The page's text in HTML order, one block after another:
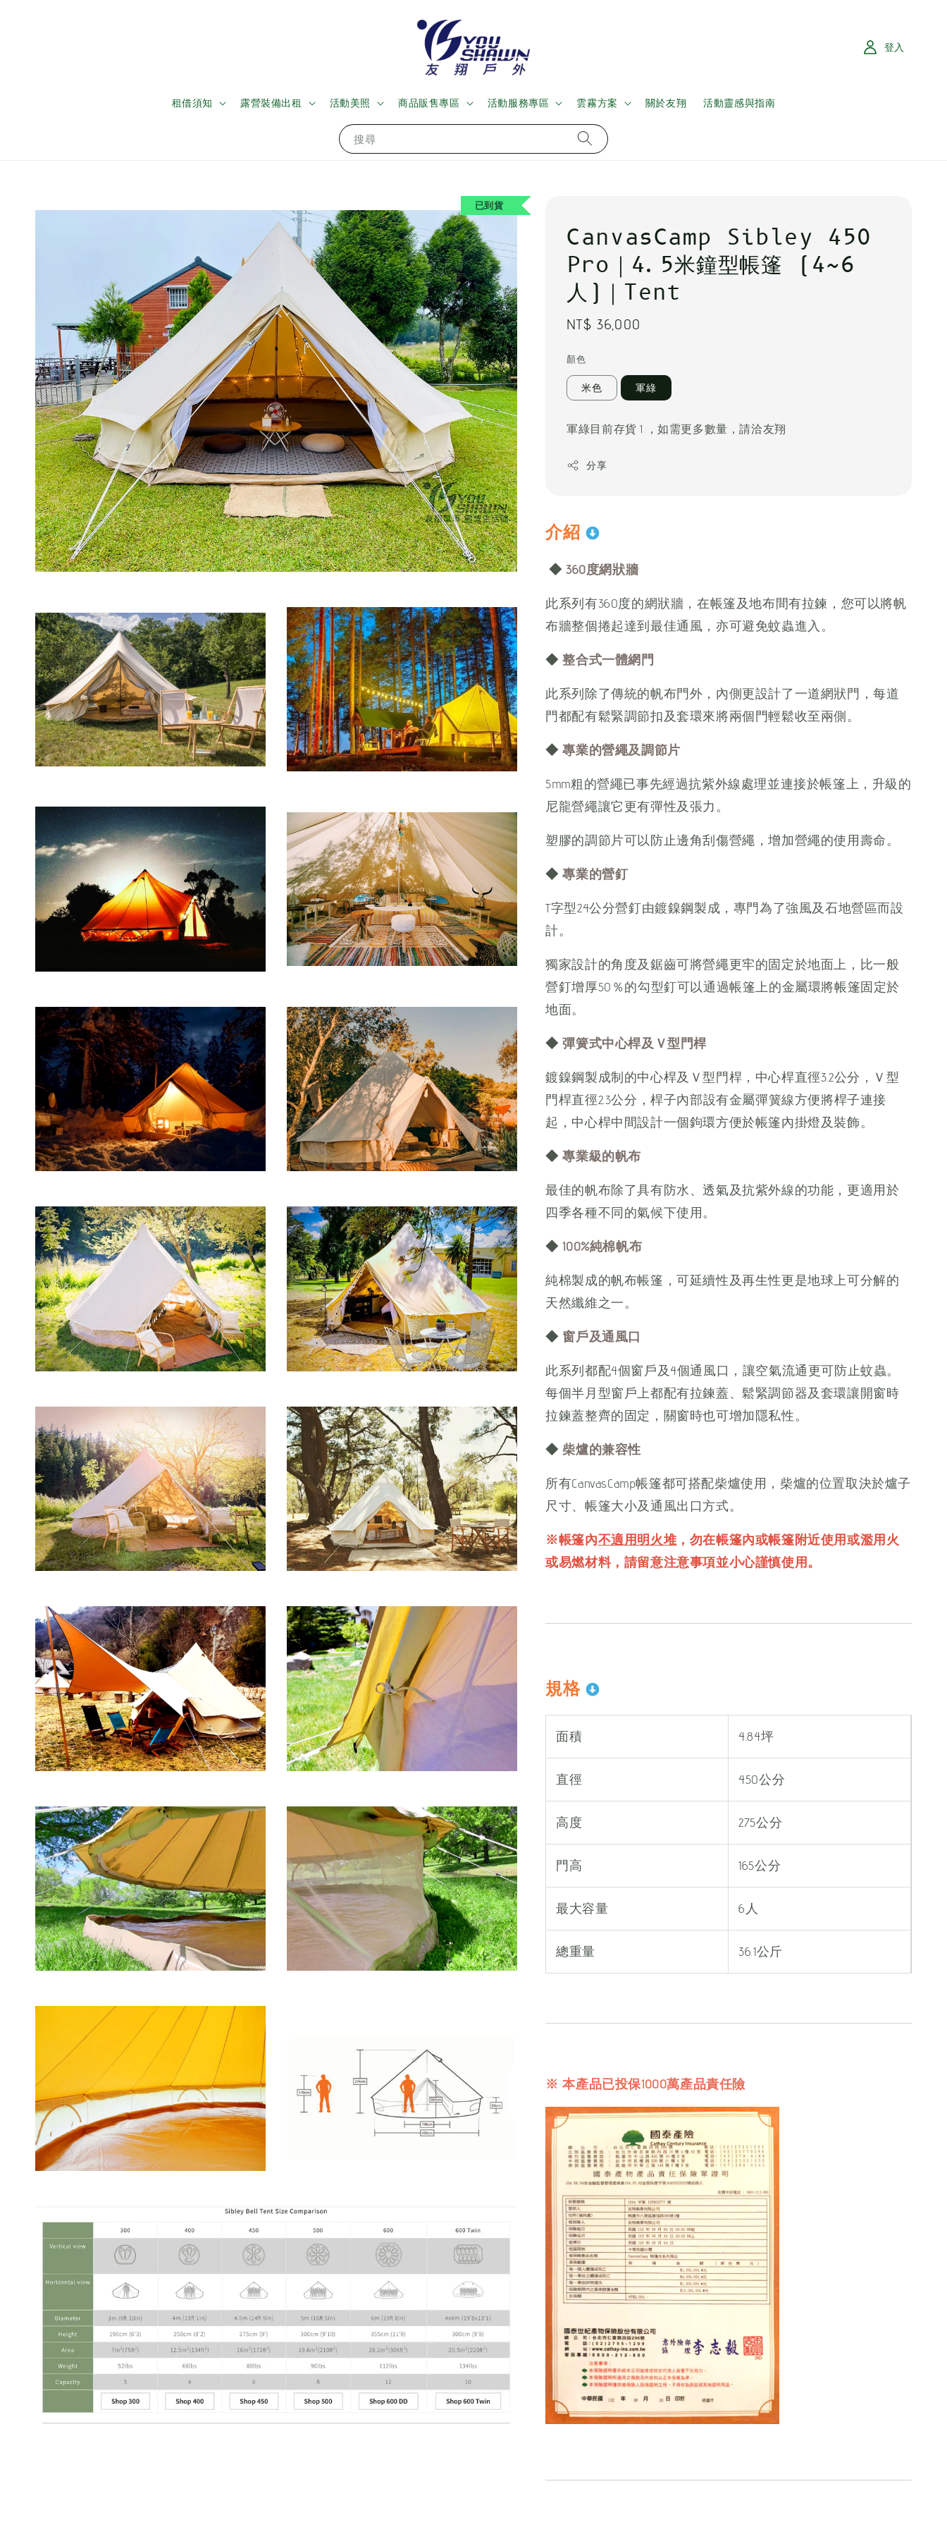
搜尋
租借須知 露營裝備出租 活動美照 商品販售專區 活動服務專區 雲霧方案 關於友翔 活動靈感與指南
登入
已到貨
CanvasCamp Sibley 450
Pro｜4.5米鐘型帳篷 (4~6
人)｜Tent
Regular
NT$ 36,000
顏色
米色 軍綠
軍綠目前存貨 1 ，如需更多數量，請洽友翔
分享
介紹
◆ 360度網狀牆
此系列有360度的網狀牆，在帳篷及地布間有拉鍊，您可以將帆
布牆整個捲起達到最佳通風，亦可避免蚊蟲進入。
◆整合式一體網門
此系列除了傳統的帆布門外，內側更設計了一道網狀門，每道
門都配有鬆緊調節扣及套環來將兩個門輕鬆收至兩側。
◆專業的營繩及調節片
5mm粗的營繩已事先經過抗紫外線處理並連接於帳篷上，升級的
尼龍營繩讓它更有彈性及張力。
塑膠的調節片可以防止邊角刮傷營繩，增加營繩的使用壽命。
◆專業的營釘
T字型24公分營釘由鍍鎳鋼製成，專門為了強風及石地營區而設
計。
獨家設計的角度及鋸齒可將營繩更牢的固定於地面上，比一般
營釘增厚50％的勾型釘可以通過帳篷上的金屬環將帳篷固定於
地面。
◆彈簧式中心桿及Ｖ型門桿
鍍鎳鋼製成制的中心桿及Ｖ型門桿，中心桿直徑3.2公分，Ｖ型
門桿直徑2.3公分，桿子內部設有金屬彈簧線方便將桿子連接
起，中心桿中間設計一個鉤環方便於帳篷內掛燈及裝飾。
◆專業級的帆布
最佳的帆布除了具有防水、透氣及抗紫外線的功能，更適用於
四季各種不同的氣候下使用。
◆100%純棉帆布
純棉製成的帆布帳篷，可延續性及再生性更是地球上可分解的
天然纖維之一。
◆ 窗戶及通風口
此系列都配4個窗戶及4個通風口，讓空氣流通更可防止蚊蟲。
每個半月型窗戶上都配有拉鍊蓋、鬆緊調節器及套環讓開窗時
拉鍊蓋整齊的固定，關窗時也可增加隱私性。
◆ 柴爐的兼容性
所有CanvasCamp帳篷都可搭配柴爐使用，柴爐的位置取決於爐子
尺寸、帳篷大小及通風出口方式。
※帳篷內不適用明火堆 ，勿在帳篷內或帳篷附近使用或濫用火
或易燃材料，請留意注意事項並小心謹慎使用。
規格
面積 4.84坪
直徑 450公分
高度 275公分
門高 165公分
最大容量 6人
總重量 36.1公斤
※ 本產品已投保1000萬產品責任險